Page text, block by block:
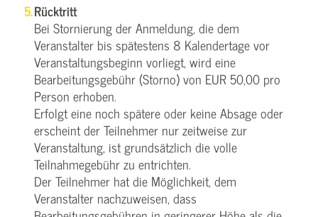
Rücktritt
Bei Stornierung der Anmeldung, die dem
Veranstalter bis spätestens 8 Kalendertage vor
Veranstaltungsbeginn vorliegt, wird eine
Bearbeitungsgebühr (Storno) von EUR 50,00 pro
Person erhoben.
Erfolgt eine noch spätere oder keine Absage oder
erscheint der Teilnehmer nur zeitweise zur
Veranstaltung, ist grundsätzlich die volle
Teilnahmegebühr zu entrichten.
Der Teilnehmer hat die Möglichkeit, dem
Veranstalter nachzuweisen, dass